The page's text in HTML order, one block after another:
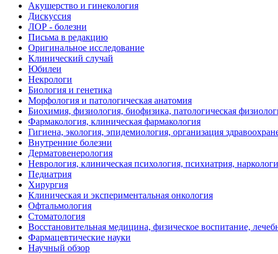
Акушерство и гинекология
Дискуссия
ЛОР - болезни
Письма в редакцию
Оригинальное исследование
Клинический случай
Юбилеи
Некрологи
Биология и генетика
Морфология и патологическая анатомия
Биохимия, физиология, биофизика, патологическая
Фармакология, клиническая фармакология
Гигиена, экология, эпидемиология, организация
Внутренние болезни
Дерматовенерология
Неврология, клиническая психология, психиатрия,
Педиатрия
Хирургия
Клиническая и экспериментальная онкология
Офтальмология
Стоматология
Восстановительная медицина, физическое воспитание,
Фармацевтические науки
Научный обзор